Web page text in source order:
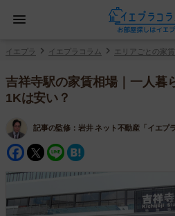
イエプラ イエプラコラム エリアごとの家賃
吉祥寺駅の家賃相場｜一人暮
1Kは安い？
記事の監修： 岩井 ネット不動産「イエプ
Facebook
Twitter
Line